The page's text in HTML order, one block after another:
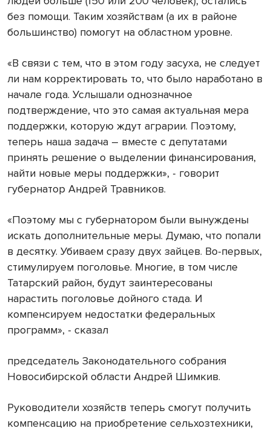
без помощи. Таким хозяйствам (а их в районе
большинство) помогут на областном уровне.
«В связи с тем, что в этом году засуха, не следует
ли нам корректировать то, что было наработано в
начале года. Услышали однозначное
подтверждение, что это самая актуальная мера
поддержки, которую ждут аграрии. Поэтому,
теперь наша задача – вместе с депутатами
принять решение о выделении финансирования,
найти новые меры поддержки», - говорит
губернатор Андрей Травников.
«Поэтому мы с губернатором были вынуждены
искать дополнительные меры. Думаю, что попали
в десятку. Убиваем сразу двух зайцев. Во-первых,
стимулируем поголовье. Многие, в том числе
Татарский район, будут заинтересованы
нарастить поголовье дойного стада. И
компенсируем недостатки федеральных
программ», - сказал
председатель Законодательного собрания
Новосибирской области Андрей Шимкив.
Руководители хозяйств теперь смогут получить
компенсацию на приобретение сельхозтехники,